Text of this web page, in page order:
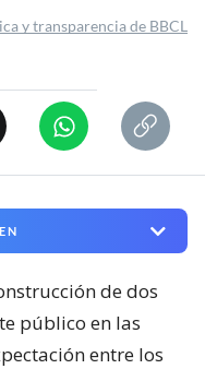
y transparencia de BBCL
de dos
público en las
entre los